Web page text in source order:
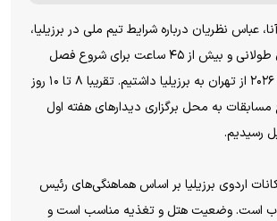
عباس نظریان درباره شرایط تیم ملی در برزیلیا،
اظهار داشت: سفری طولانی و بیش از ۴۵ ساعت برای شروع فصل
جدید لیگ ملت ها ۲۰۲۶ از تهران به برزیلیا داشتیم. تقریبا ۸ تا ۱۰ روز
مسابقات به محل برگزاری دیدارهای هفته اول
رسیدیم.
اردوی برزیلیا بر اساس هماهنگی‌های رئیس
است. وضعیت هتل و تغذیه مناسب است و